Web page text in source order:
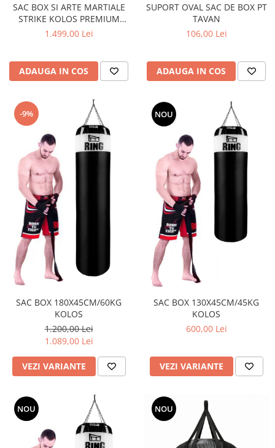
SAC BOX SI ARTE MARTIALE
STRIKE KOLOS PREMIUM
WHITE 180X45X60KG
1.499,00 Lei
ADAUGA IN COS
SUPORT OVAL SAC DE BOX PT
TAVAN
106,00 Lei
ADAUGA IN COS
-9%
SAC BOX 180X45CM/60KG
KOLOS
1.200,00 Lei
1.089,00 Lei
VEZI VARIANTE
NOU
SAC BOX 130X45CM/45KG
KOLOS
600,00 Lei
VEZI VARIANTE
NOU NOU